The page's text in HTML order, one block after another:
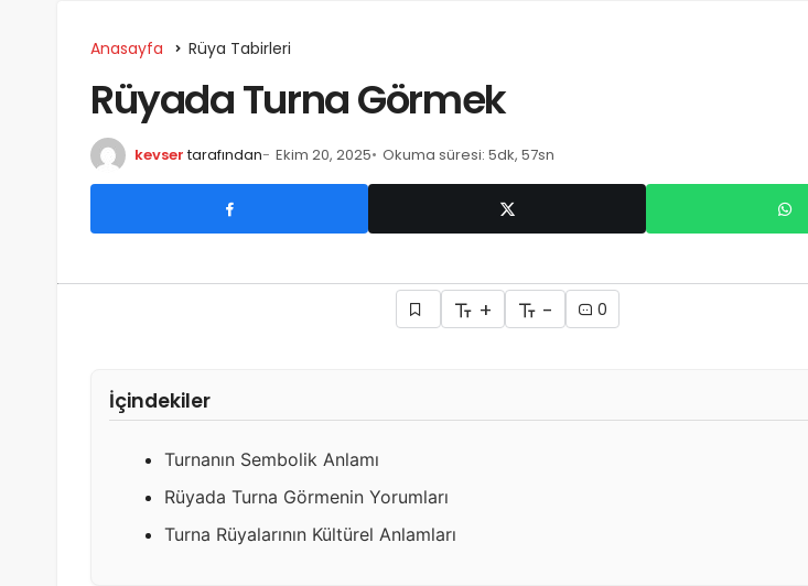
Anasayfa Rüya Tabirleri
Rüyada Turna Görmek
kevser tarafından Ekim 20, 2025 Okuma süresi: 5dk, 57sn
+ - 0
İçindekiler
Turnanın Sembolik Anlamı
Rüyada Turna Görmenin Yorumları
Turna Rüyalarının Kültürel Anlamları